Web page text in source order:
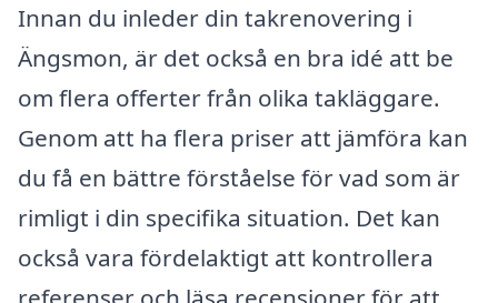
Innan du inleder din takrenovering i
Ängsmon, är det också en bra idé att be
om flera offerter från olika takläggare.
Genom att ha flera priser att jämföra kan
du få en bättre förståelse för vad som är
rimligt i din specifika situation. Det kan
också vara fördelaktigt att kontrollera